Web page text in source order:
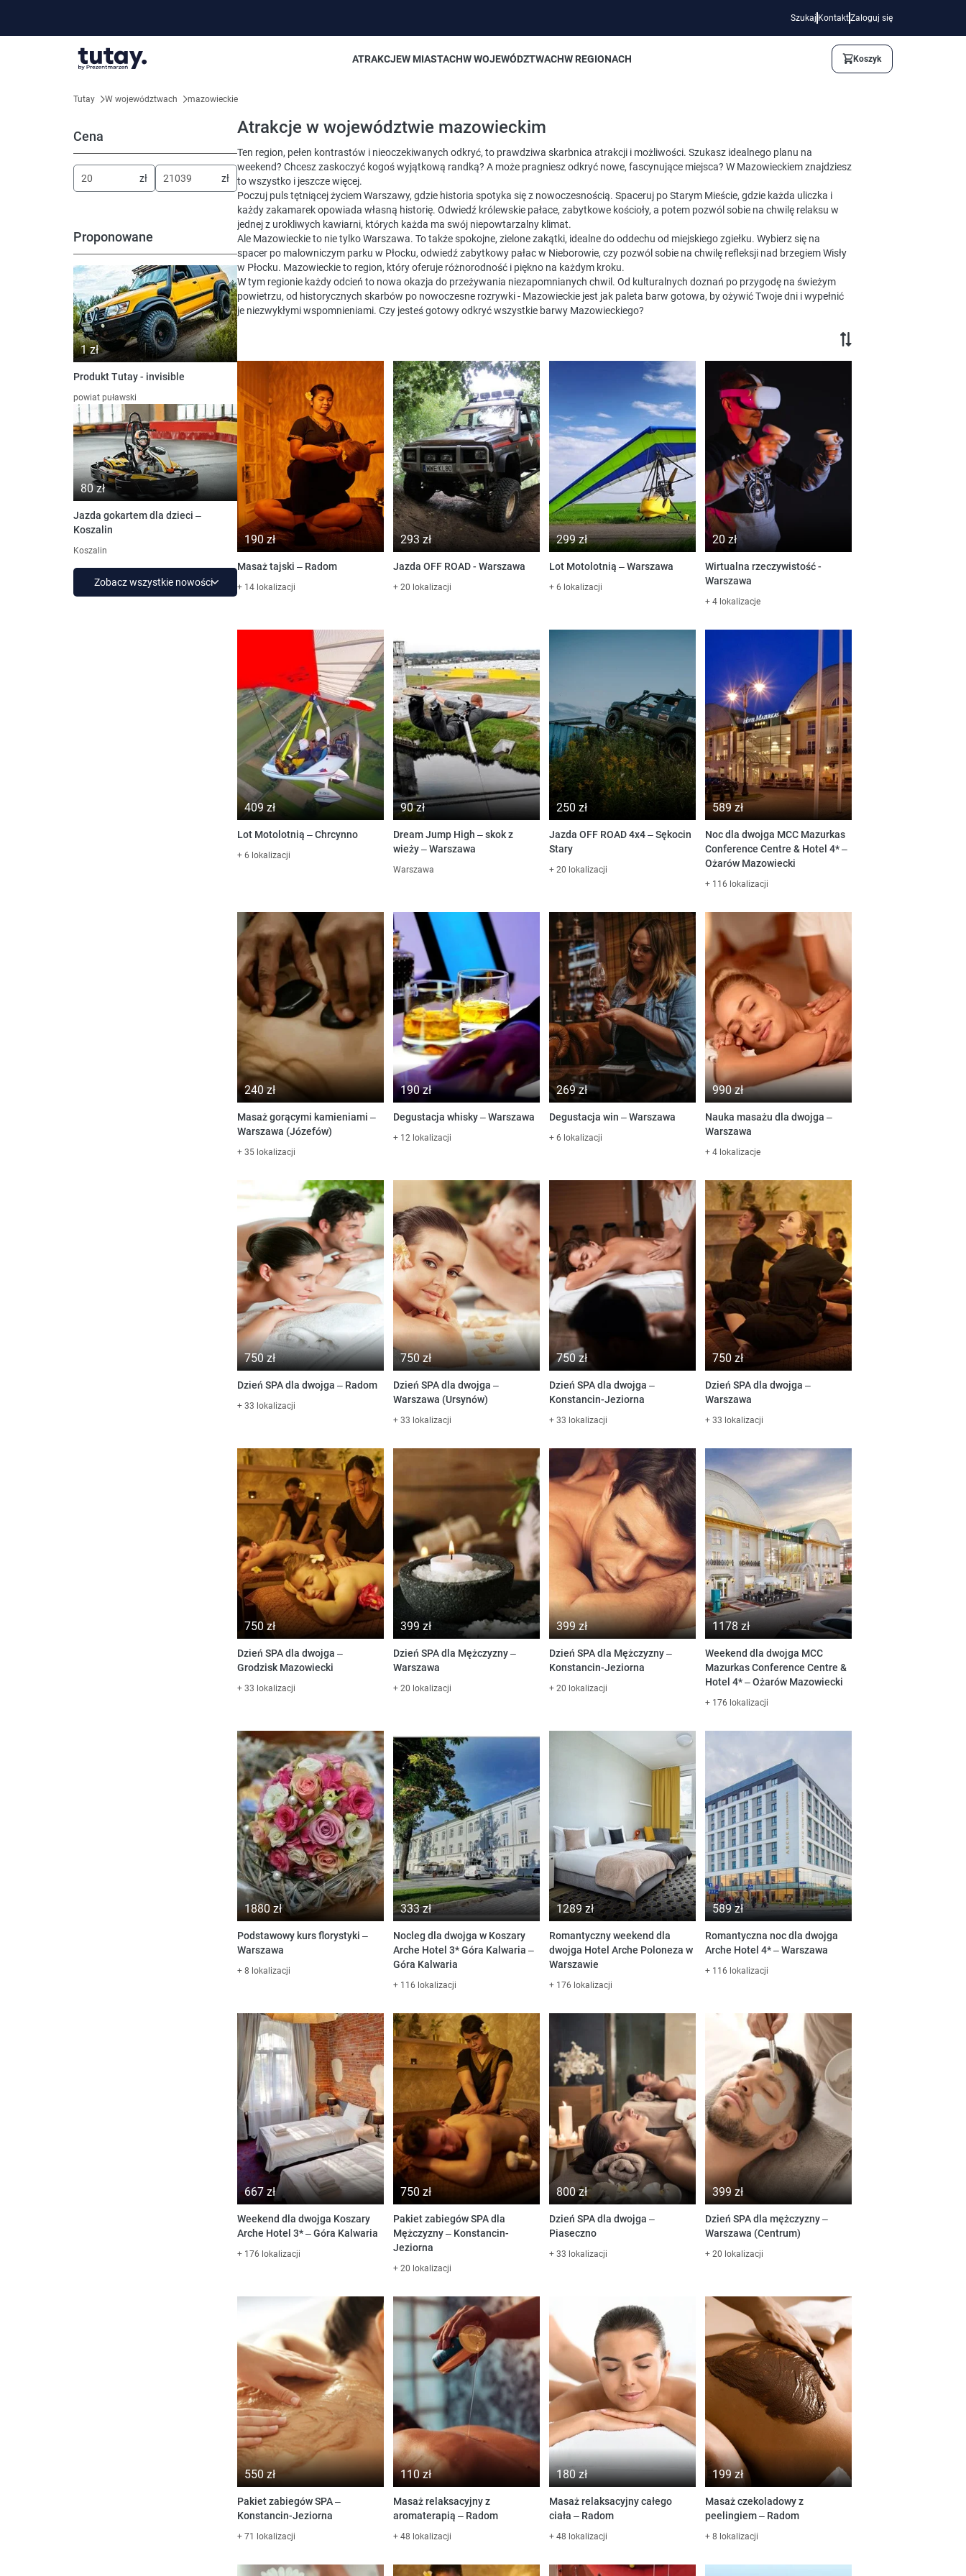
Szukaj KontaktZaloguj się
ATRAKCJEW MIASTACHW WOJEWÓDZTWACHW REGIONACH Koszyk
Tutay W województwach mazowieckie
Cena
zł zł
Proponowane
1 zł
Produkt Tutay - invisible
powiat puławski
80 zł
Jazda gokartem dla dzieci –
Koszalin
Koszalin
Zobacz wszystkie nowości
Atrakcje w województwie mazowieckim
Ten region, pełen kontrastów i nieoczekiwanych odkryć, to prawdziwa skarbnica atrakcji i możliwości. Szukasz idealnego planu na
weekend? Chcesz zaskoczyć kogoś wyjątkową randką? A może pragniesz odkryć nowe, fascynujące miejsca? W Mazowieckiem znajdziesz
to wszystko i jeszcze więcej.
Poczuj puls tętniącej życiem Warszawy, gdzie historia spotyka się z nowoczesnością. Spaceruj po Starym Mieście, gdzie każda uliczka i
każdy zakamarek opowiada własną historię. Odwiedź królewskie pałace, zabytkowe kościoły, a potem pozwól sobie na chwilę relaksu w
jednej z urokliwych kawiarni, których każda ma swój niepowtarzalny klimat.
Ale Mazowieckie to nie tylko Warszawa. To także spokojne, zielone zakątki, idealne do oddechu od miejskiego zgiełku. Wybierz się na
spacer po malowniczym parku w Płocku, odwiedź zabytkowy pałac w Nieborowie, czy pozwól sobie na chwilę refleksji nad brzegiem Wisły
w Płocku. Mazowieckie to region, który oferuje różnorodność i piękno na każdym kroku.
W tym regionie każdy odcień to nowa okazja do przeżywania niezapomnianych chwil. Od kulturalnych doznań po przygodę na świeżym
powietrzu, od historycznych skarbów po nowoczesne rozrywki - Mazowieckie jest jak paleta barw gotowa, by ożywić Twoje dni i wypełnić
je niezwykłymi wspomnieniami. Czy jesteś gotowy odkryć wszystkie barwy Mazowieckiego?
190 zł
Masaż tajski – Radom
+ 14 lokalizacji
293 zł
Jazda OFF ROAD - Warszawa
+ 20 lokalizacji
299 zł
Lot Motolotnią – Warszawa
+ 6 lokalizacji
20 zł
Wirtualna rzeczywistość -
Warszawa
+ 4 lokalizacje
409 zł
Lot Motolotnią – Chrcynno
+ 6 lokalizacji
90 zł
Dream Jump High – skok z
wieży – Warszawa
Warszawa
250 zł
Jazda OFF ROAD 4x4 – Sękocin
Stary
+ 20 lokalizacji
589 zł
Noc dla dwojga MCC Mazurkas
Conference Centre & Hotel 4* –
Ożarów Mazowiecki
+ 116 lokalizacji
240 zł
Masaż gorącymi kamieniami –
Warszawa (Józefów)
+ 35 lokalizacji
190 zł
Degustacja whisky – Warszawa
+ 12 lokalizacji
269 zł
Degustacja win – Warszawa
+ 6 lokalizacji
990 zł
Nauka masażu dla dwojga –
Warszawa
+ 4 lokalizacje
750 zł
Dzień SPA dla dwojga – Radom
+ 33 lokalizacji
750 zł
Dzień SPA dla dwojga –
Warszawa (Ursynów)
+ 33 lokalizacji
750 zł
Dzień SPA dla dwojga –
Konstancin-Jeziorna
+ 33 lokalizacji
750 zł
Dzień SPA dla dwojga –
Warszawa
+ 33 lokalizacji
750 zł
Dzień SPA dla dwojga –
Grodzisk Mazowiecki
+ 33 lokalizacji
399 zł
Dzień SPA dla Mężczyzny –
Warszawa
+ 20 lokalizacji
399 zł
Dzień SPA dla Mężczyzny –
Konstancin-Jeziorna
+ 20 lokalizacji
1178 zł
Weekend dla dwojga MCC
Mazurkas Conference Centre &
Hotel 4* – Ożarów Mazowiecki
+ 176 lokalizacji
1880 zł
Podstawowy kurs florystyki –
Warszawa
+ 8 lokalizacji
333 zł
Nocleg dla dwojga w Koszary
Arche Hotel 3* Góra Kalwaria –
Góra Kalwaria
+ 116 lokalizacji
1289 zł
Romantyczny weekend dla
dwojga Hotel Arche Poloneza w
Warszawie
+ 176 lokalizacji
589 zł
Romantyczna noc dla dwojga
Arche Hotel 4* – Warszawa
+ 116 lokalizacji
667 zł
Weekend dla dwojga Koszary
Arche Hotel 3* – Góra Kalwaria
+ 176 lokalizacji
750 zł
Pakiet zabiegów SPA dla
Mężczyzny – Konstancin-
Jeziorna
+ 20 lokalizacji
800 zł
Dzień SPA dla dwojga –
Piaseczno
+ 33 lokalizacji
399 zł
Dzień SPA dla mężczyzny –
Warszawa (Centrum)
+ 20 lokalizacji
550 zł
Pakiet zabiegów SPA –
Konstancin-Jeziorna
+ 71 lokalizacji
110 zł
Masaż relaksacyjny z
aromaterapią – Radom
+ 48 lokalizacji
180 zł
Masaż relaksacyjny całego
ciała – Radom
+ 48 lokalizacji
199 zł
Masaż czekoladowy z
peelingiem – Radom
+ 8 lokalizacji